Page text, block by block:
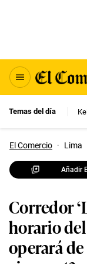
Temas del día
El Comercio · Lima
Añadir
Corredor
horario
operará